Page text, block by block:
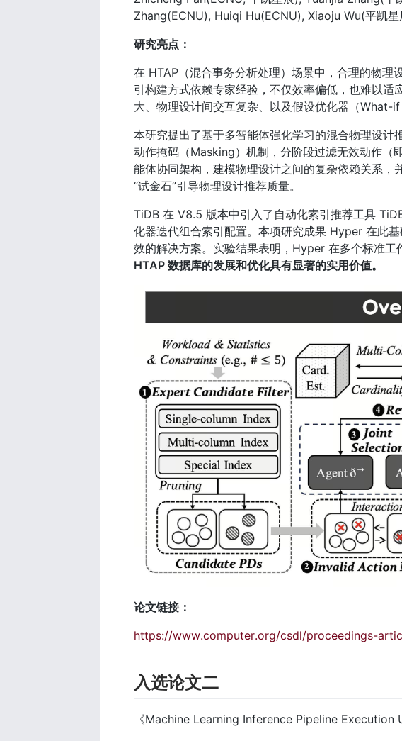
Zhang(ECNU), Huiqi Hu(ECNU), Xiaoju Wu(平凯
研究亮点：
在 HTAP（混合事务分析处理）场景中，合理的物理
引构建方式依赖专家经验，不仅效率偏低，也难以
大、物理设计间交互复杂、以及假设优化器（What-
本研究提出了基于多智能体强化学习的混合物理设
动作掩码（Masking）机制，分阶段过滤无效动作（
能体协同架构，建模物理设计之间的复杂依赖关系
“试金石”引导物理设计推荐质量。
TiDB 在 V8.5 版本中引入了自动化索引推荐工具
化器迭代组合索引配置。本项研究成果 Hyper 在此
效的解决方案。实验结果表明，Hyper 在多个标准工
HTAP 数据库的发展和优化具有显著的实用价值。
论文链接：
https://www.computer.org/csdl/proceedings-
入选论文二
《Machine Learning Inference Pipeline Execution